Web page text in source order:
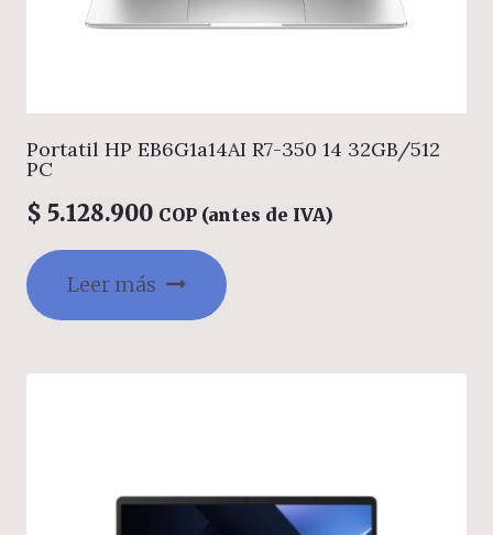
Portatil HP EB6G1a14AI R7-350 14 32GB/512
PC
$ 5.128.900 COP (antes de IVA)
Leer más